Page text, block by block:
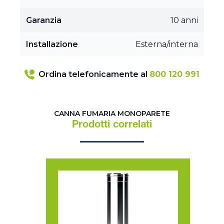
Garanzia 10 anni
Installazione Esterna/interna
Ordina telefonicamente al 800 120 991
CANNA FUMARIA MONOPARETE
Prodotti correlati